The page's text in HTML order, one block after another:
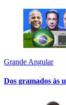
Grande Angular
Dos gramados às